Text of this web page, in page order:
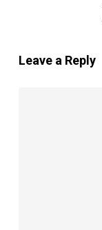
Leave a Reply